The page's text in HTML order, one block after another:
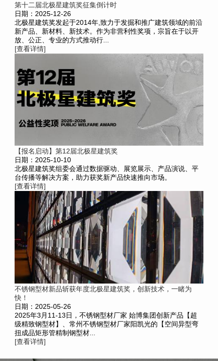
第十二届北极星建筑奖征集倒计时
日期：2025-12-26
北极星建筑奖发起于2014年,致力于发掘和推广建筑领域的前沿
新产品、新材料、新技术。作为非营利性奖项，宗旨在于以开
放、公正、专业的方式推动行...
[查看详情]
【报名启动】第12届北极星建筑奖
日期：2025-10-10
北极星建筑奖组委会通过数据驱动、展览展示、产品演说、平
台传播等解决方案，助力获奖新产品快速推向市场。
[查看详情]
不锈钢型材新品斩获年度北极星建筑奖，创新技术，一睹为
快！
日期：2025-05-26
2025年3月11-13日，不锈钢型材厂家 始博集团创新产品【超
级精致钢型材】、常州不锈钢型材厂家阳凯光的【空间异型弯
扭成品矩形管精制钢型材...
[查看详情]